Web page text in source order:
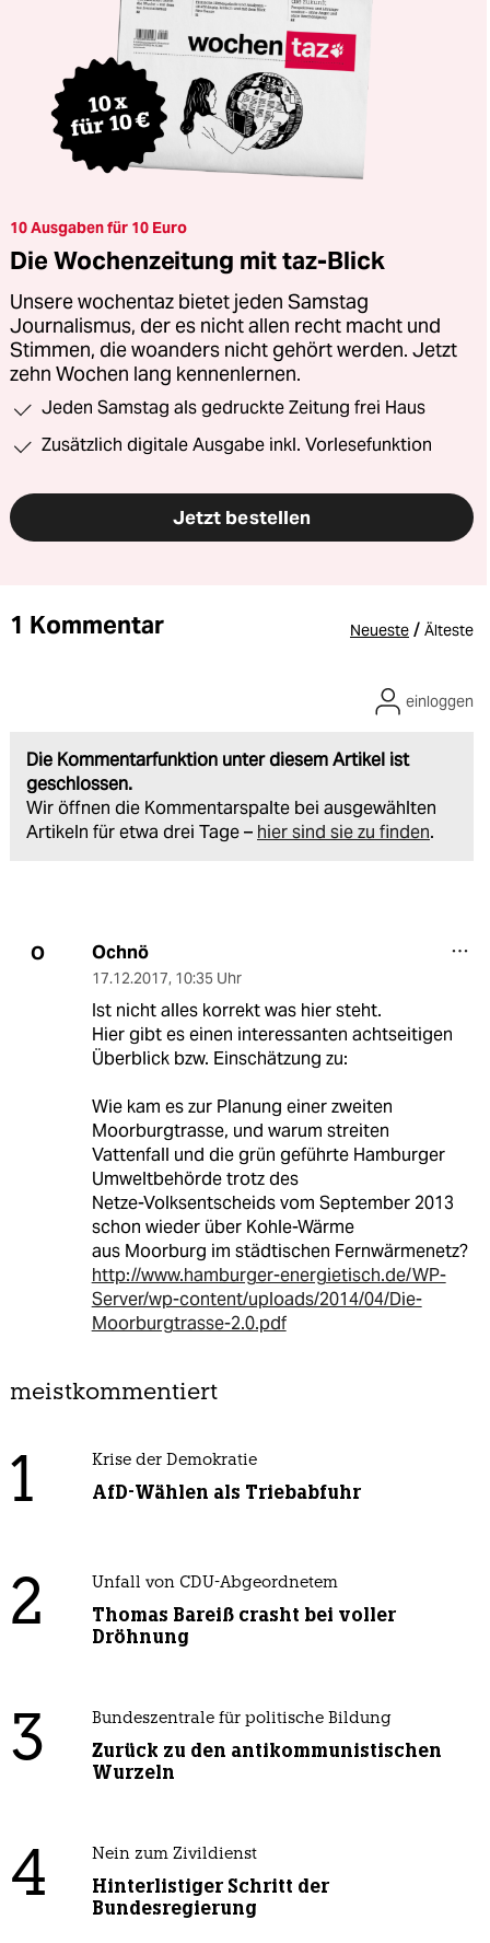
10 Ausgaben für 10 Euro
Die Wochenzeitung mit taz-Blick
Unsere wochentaz bietet jeden Samstag
Journalismus, der es nicht allen recht macht und
Stimmen, die woanders nicht gehört werden. Jetzt
zehn Wochen lang kennenlernen.
Jeden Samstag als gedruckte Zeitung frei Haus
Zusätzlich digitale Ausgabe inkl. Vorlesefunktion
Jetzt bestellen
1 Kommentar Neueste / Älteste
Die Kommentarfunktion unter diesem Artikel ist
geschlossen.
Wir öffnen die Kommentarspalte bei ausgewählten
Artikeln für etwa drei Tage – hier sind sie zu finden.
einloggen
O Ochnö
17.12.2017, 10:35 Uhr
Ist nicht alles korrekt was hier steht.
Hier gibt es einen interessanten achtseitigen
Überblick bzw. Einschätzung zu:
Wie kam es zur Planung einer zweiten
Moorburgtrasse, und warum streiten
Vattenfall und die grün geführte Hamburger
Umweltbehörde trotz des
Netze-Volksentscheids vom September 2013
schon wieder über Kohle-Wärme
aus Moorburg im städtischen Fernwärmenetz?
http://www.hamburger-energietisch.de/WP-
Server/wp-content/uploads/2014/04/Die-
Moorburgtrasse-2.0.pdf
meistkommentiert
1 Krise der Demokratie
AfD-Wählen als Triebabfuhr
2 Unfall von CDU-Abgeordnetem
Thomas Bareiß crasht bei voller
Dröhnung
3 Bundeszentrale für politische Bildung
Zurück zu den antikommunistischen
Wurzeln
4 Nein zum Zivildienst
Hinterlistiger Schritt der
Bundesregierung